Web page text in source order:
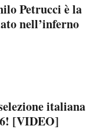
Petrucci è la
nell’inferno
italiana
[VIDEO]